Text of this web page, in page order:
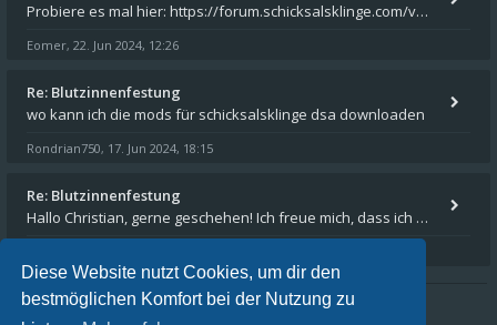
Diese Website nutzt Cookies, um dir den
bestmöglichen Komfort bei der Nutzung zu
Probiere es mal hier: https://forum.schicksalsklinge.com/viewtopic.php?f=239&t=15661
Eomer, 22. Jun 2024, 12:26
Re: Blutzinnenfestung
wo kann ich die mods für schicksalsklinge dsa downloaden
Rondrian750, 17. Jun 2024, 18:15
Re: Blutzinnenfestung
Hallo Christian, gerne geschehen! Ich freue mich, dass ich Dir weiterhelfen konnte - und das Forum weiter "lebt". Denn